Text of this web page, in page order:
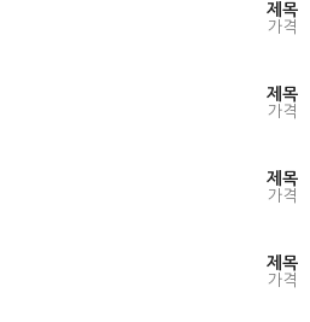
제목
가격
제목
가격
제목
가격
제목
가격